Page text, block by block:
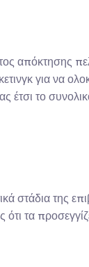
απόκτησης
για να
το
στάδια
τα